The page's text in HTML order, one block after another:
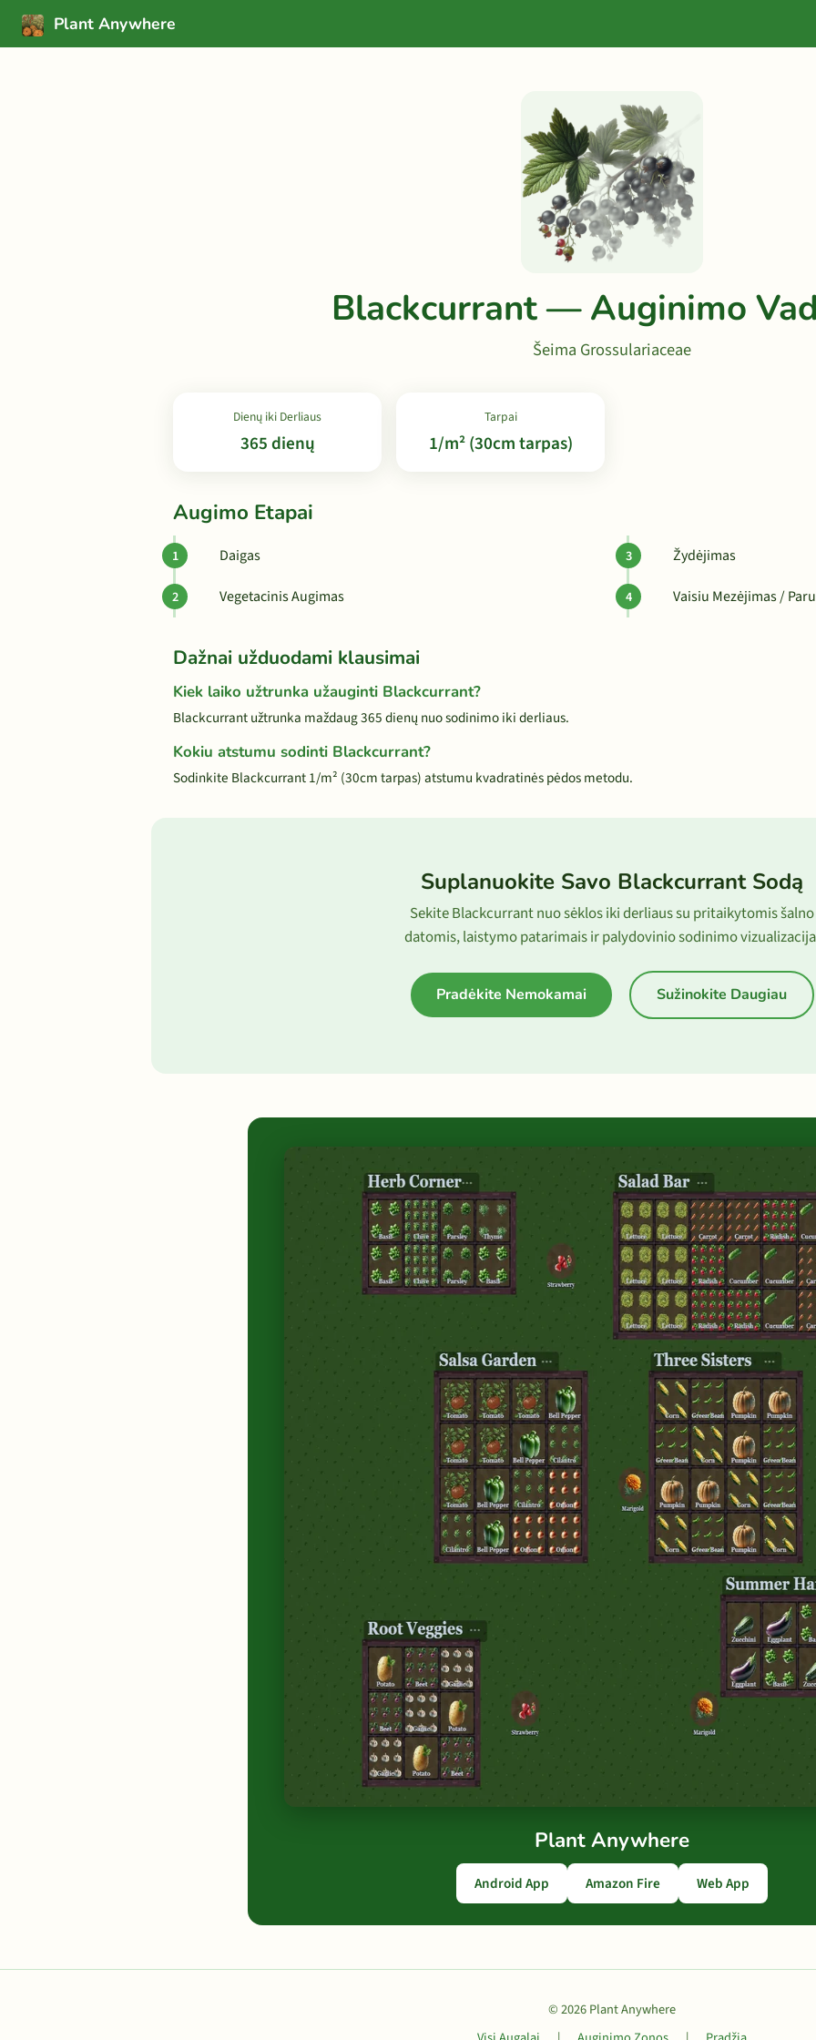
Plant Anywhere
Blackcurrant — Auginimo
Šeima Grossulariaceae
Dienų iki Derliaus
365 dienų
Tarpai
1/m² (30cm tarpas)
Augimo Etapai
Daigas
Vegetacinis Augimas
Žydėjimas
Vaisiu Mezėjimas /
Dažnai užduodami klausimai
Kiek laiko užtrunka užauginti Blackcurrant?
Blackcurrant užtrunka maždaug 365 dienų nuo sodinimo iki derliaus.
Kokiu atstumu sodinti Blackcurrant?
Sodinkite Blackcurrant 1/m² (30cm tarpas) atstumu kvadratinės pėdos metodu.
Suplanuokite Savo Blackcurrant Sodą
Sekite Blackcurrant nuo sėklos iki derliaus su pritaikytomis šalno
datomis, laistymo patarimais ir palydovinio sodinimo
Pradėkite Nemokamai Sužinokite Daugiau
Plant Anywhere
Android App Amazon Fire Web App
© 2026 Plant Anywhere